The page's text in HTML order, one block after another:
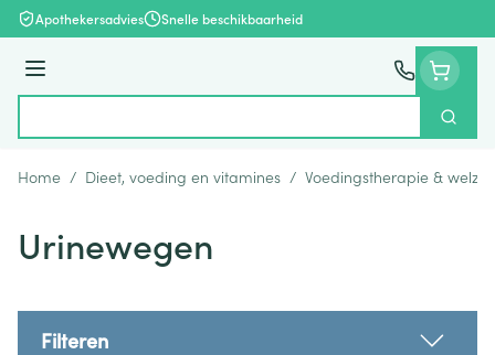
Ga naar de inhoud
Apothekersadvies Snelle beschikbaarheid
Menu
Zoek
Home / Dieet, voeding en vitamines / Voedingstherapie & welzijn
Urinewegen
Filteren